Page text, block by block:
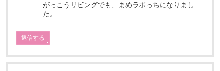
がっこうリビングでも、まめラボっちになりまし
た。
返信する